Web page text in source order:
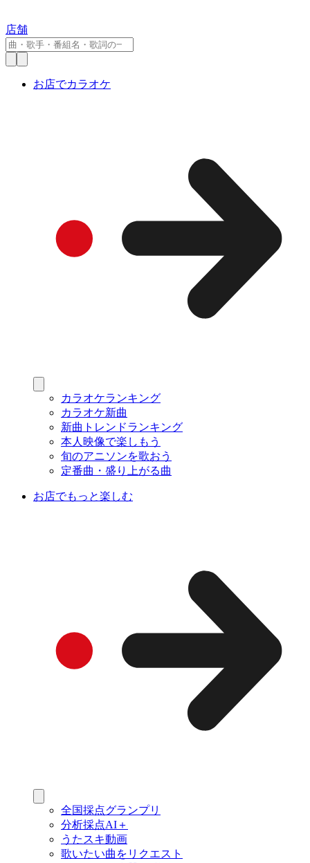
店舗
お店でカラオケ
カラオケランキング
カラオケ新曲
新曲トレンドランキング
本人映像で楽しもう
旬のアニソンを歌おう
定番曲・盛り上がる曲
お店でもっと楽しむ
全国採点グランプリ
分析採点AI＋
うたスキ動画
歌いたい曲をリクエスト